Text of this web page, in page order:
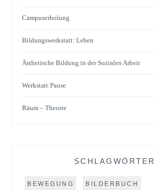
Campuserholung
Bildungswerkstatt: Leben
Ästhetische Bildung in der Sozialen Arbeit
Werkstatt:Pause
Räum – Theorie
SCHLAGWÖRTER
BEWEGUNG BILDERBUCH